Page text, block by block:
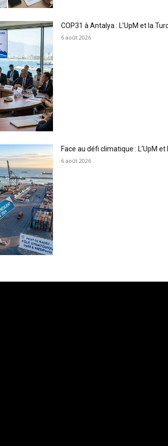
COP31 à Antalya : L’UpM et la
6 août 2026
Face au défi climatique : L’UpM
6 août 2026